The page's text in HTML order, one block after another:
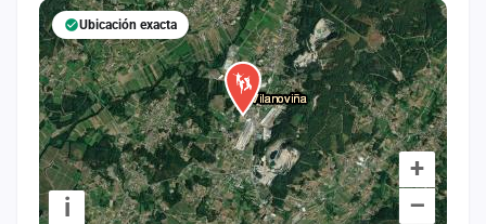
+
–
i
Ubicación exacta